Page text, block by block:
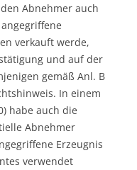
Abnehmer auch
verkauft werde,
und auf der
gemäß Anl. B
In einem
habe auch die
Abnehmer
Erzeugnis
verwendet